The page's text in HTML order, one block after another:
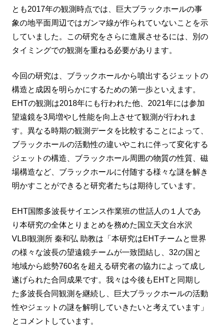
とも2017年の観測時点では、巨大ブラックホールの事
象の地平面周辺ではガンマ線が作られていないことを示
していました。この研究をさらに進展させるには、別の
タイミングでの観測を重ねる必要があります。
今回の研究は、ブラックホールから噴出するジェットの
構造と成因を明らかにするための第一歩といえます。
EHTの観測は2018年にも行われた他、2021年には参加
望遠鏡を3局増やし性能を向上させて観測が行われま
す。異なる時期の観測データを比較することによって、
ブラックホールの活動性の違いやこれに伴って変化する
ジェットの構造、ブラックホール周囲の物質の性質、磁
場構造など、ブラックホールに付随する様々な謎を解き
明かすことができると研究者たちは期待しています。
EHT国際多波長サイエンス作業班の世話人の１人であ
り本研究の全体とりまとめを務めた国立天文台水沢
VLBI観測所 秦和弘 助教は「本研究はEHTチームと世界
の様々な波長の望遠鏡チームが一致団結し、32の国と
地域から総勢760名を超える研究者の協力によって成し
遂げられた合同成果です。我々は今後もEHTと同期し
た多波長合同観測を継続し、巨大ブラックホールの活動
性やジェットの謎を解明していきたいと考えています」
とコメントしています。